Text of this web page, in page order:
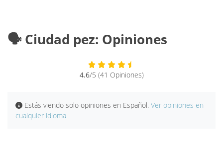
🗣️ Ciudad pez: Opiniones
4.6/5 (41 Opiniones)
Estás viendo solo opiniones en Español. Ver opiniones en
cualquier idioma